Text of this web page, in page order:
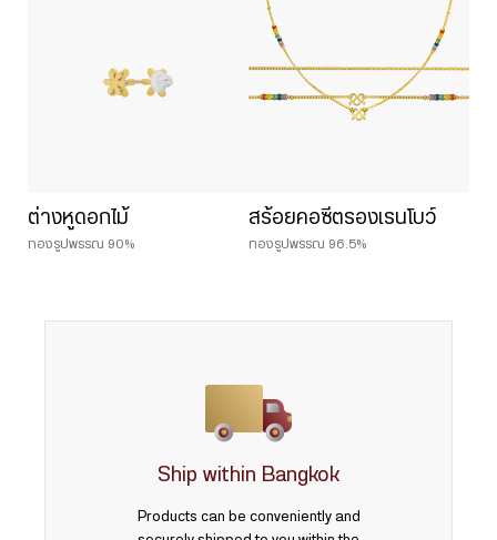
ต่างหูดอกไม้
ทองรูปพรรณ 90%
สร้อยคอซีตรองเรนโบว์
ทองรูปพรรณ 96.5%
Ship within Bangkok
Products can be conveniently and